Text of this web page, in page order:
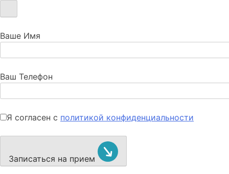
Ваше Имя
Ваш Телефон
Я согласен с политикой конфиденциальности
Записаться на прием